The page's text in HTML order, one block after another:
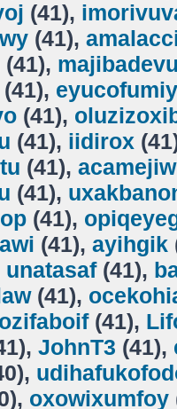
(41),
(41),
(41),
(41),
(41),
(41), iidirox
(41),
(41),
(41),
(41), ayihgik
unatasaf(41),
(41),
ozifaboif(41),
JohnT3 (41),
oxowixumfoy